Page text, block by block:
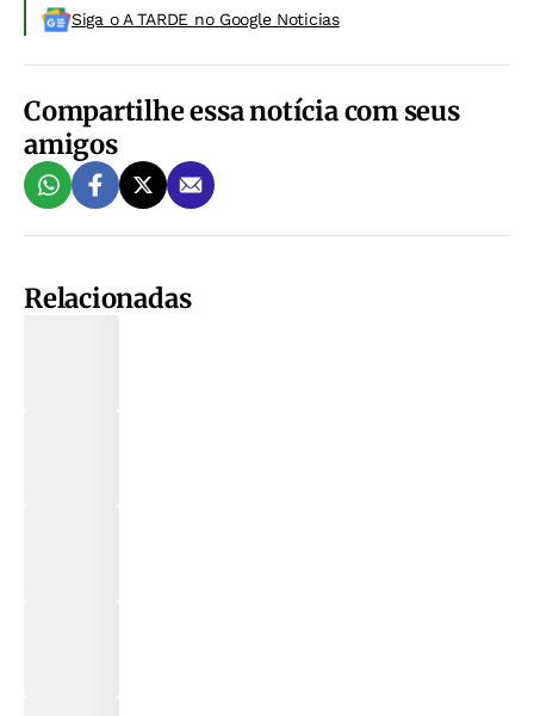
Siga o A TARDE no Google Noticias
Compartilhe essa notícia com seus
amigos
Relacionadas